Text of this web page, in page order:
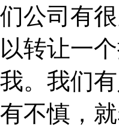
们公司有
以转让一
我。我们
有不慎，